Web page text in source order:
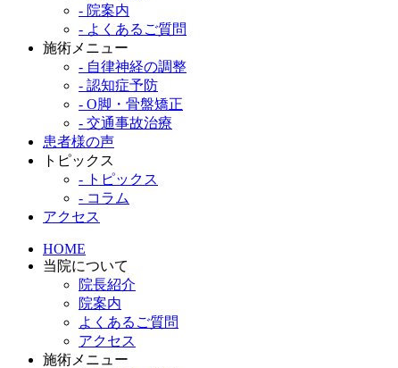
- 院案内
- よくあるご質問
施術メニュー
- 自律神経の調整
- 認知症予防
- O脚・骨盤矯正
- 交通事故治療
患者様の声
トピックス
- トピックス
- コラム
アクセス
HOME
当院について
院長紹介
院案内
よくあるご質問
アクセス
施術メニュー